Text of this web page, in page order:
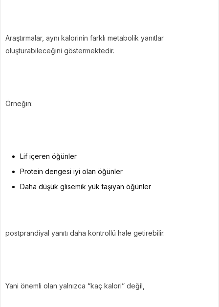
Araştırmalar, aynı kalorinin farklı metabolik yanıtlar
oluşturabileceğini göstermektedir.
Örneğin:
Lif içeren öğünler
Protein dengesi iyi olan öğünler
Daha düşük glisemik yük taşıyan öğünler
postprandiyal yanıtı daha kontrollü hale getirebilir.
Yani önemli olan yalnızca “kaç kalori” değil,